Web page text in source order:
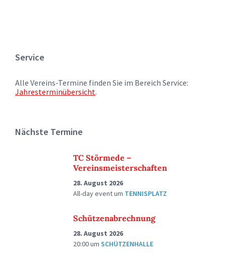
Service
Alle Vereins-Termine finden Sie im Bereich Service:
Jahresterminübersicht.
Nächste Termine
TC Störmede –
Vereinsmeisterschaften
28. August 2026
All-day eventum TENNISPLATZ
Schützenabrechnung
28. August 2026
20:00um SCHÜTZENHALLE